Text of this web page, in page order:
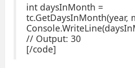
int daysInMonth =
tc.GetDaysInMonth(year,
// Output: 30
[/code]